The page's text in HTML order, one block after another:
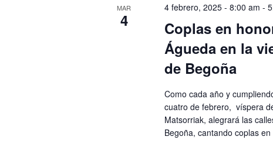
MAR
4
Coplas en
Águeda en la
de Begoña
4 febrero, 2025 - 8:00 am -
Como cada año y
cuatro de febrero, víspera
Matsorriak, alegrará las
Begoña, cantando coplas